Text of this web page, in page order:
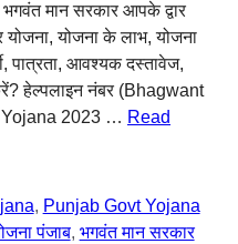
भगवंत मान सरकार आपके द्वार
योजना, योजना के लाभ, योजना
पात्रता, आवश्यक दस्तावेज,
हेल्पलाइन नंबर (Bhagwant
Yojana 2023 … Read
, Punjab Govt Yojana
पंजाब, भगवंत मान सरकार